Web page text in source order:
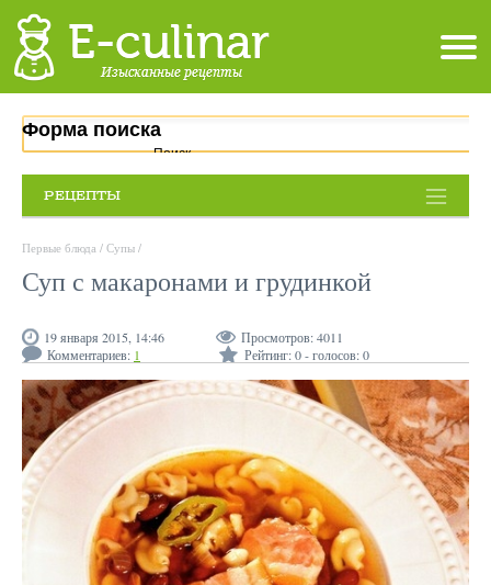
Форма поиска
Поиск
РЕЦЕПТЫ
Первые блюда / Супы /
Суп с макаронами и грудинкой
19 января 2015, 14:46 Просмотров:4011
Комментариев: 1 Рейтинг:0- голосов:0